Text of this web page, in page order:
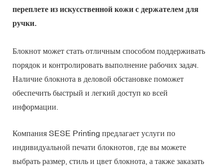
переплете из искусственной кожи с держателем для
ручки.
Блокнот может стать отличным способом поддерживать
порядок и контролировать выполнение рабочих задач.
Наличие блокнота в деловой обстановке поможет
обеспечить быстрый и легкий доступ ко всей
информации.
Компания SESE Printing предлагает услуги по
индивидуальной печати блокнотов, где вы можете
выбрать размер, стиль и цвет блокнота, а также заказать